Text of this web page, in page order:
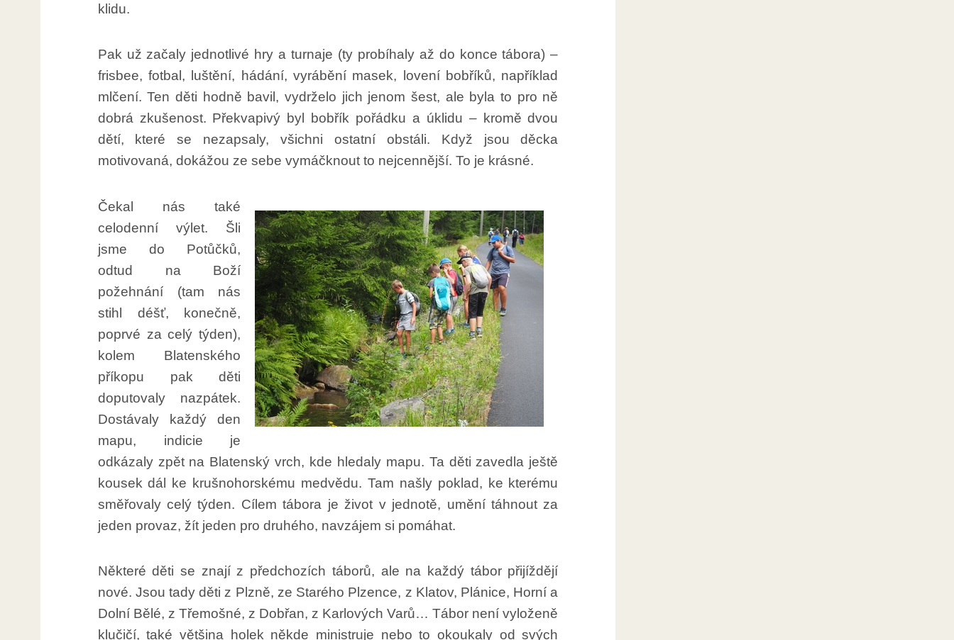
klidu.
Pak už začaly jednotlivé hry a turnaje (ty probíhaly až do konce tábora) –
frisbee, fotbal, luštění, hádání, vyrábění masek, lovení bobříků, například
mlčení. Ten děti hodně bavil, vydrželo jich jenom šest, ale byla to pro ně
dobrá zkušenost. Překvapivý byl bobřík pořádku a úklidu – kromě dvou
dětí, které se nezapsaly, všichni ostatní obstáli. Když jsou děcka
motivovaná, dokážou ze sebe vymáčknout to nejcennější. To je krásné.
Čekal nás také
celodenní výlet. Šli
jsme do Potůčků,
odtud na Boží
požehnání (tam nás
stihl déšť, konečně,
poprvé za celý týden),
kolem Blatenského
příkopu pak děti
doputovaly nazpátek.
Dostávaly každý den
mapu, indicie je
odkázaly zpět na Blatenský vrch, kde hledaly mapu. Ta děti zavedla ještě
kousek dál ke krušnohorskému medvědu. Tam našly poklad, ke kterému
směřovaly celý týden. Cílem tábora je život v jednotě, umění táhnout za
jeden provaz, žít jeden pro druhého, navzájem si pomáhat.
Některé děti se znají z předchozích táborů, ale na každý tábor přijíždějí
nové. Jsou tady děti z Plzně, ze Starého Plzence, z Klatov, Plánice, Horní a
Dolní Bělé, z Třemošné, z Dobřan, z Karlových Varů… Tábor není vyloženě
klučičí, také většina holek někde ministruje nebo to okoukaly od svých